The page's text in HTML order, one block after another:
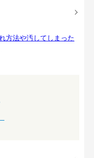
方法や汚してしまった